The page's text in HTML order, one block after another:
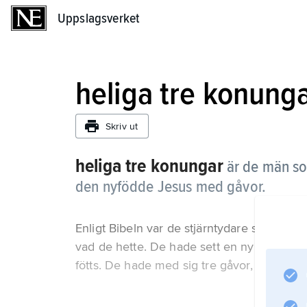
Uppslagsverket
heliga tre
Skriv ut
heliga tre konungar är de män
den nyfödde Jesus med gåvor.
Enligt Bibeln var de stjärntydare som
vad de hette. De hade sett en ny stjärna
fötts. De hade med sig tre gåvor,